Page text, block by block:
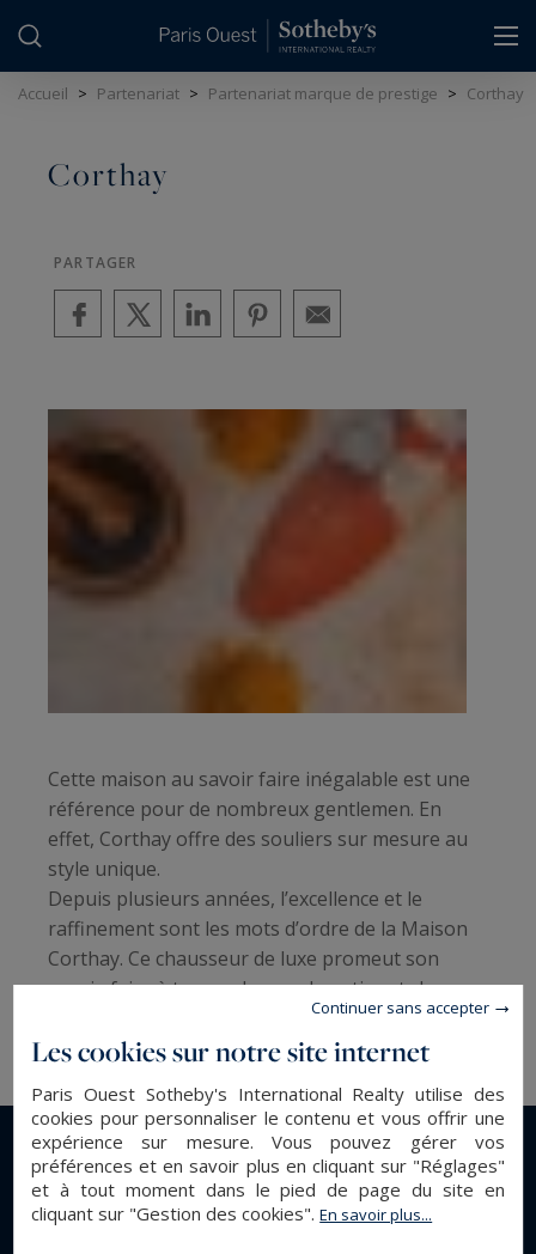
Accueil > Partenariat > Partenariat marque de prestige > Corthay
Corthay
PARTAGER
Cette maison au savoir faire inégalable est une
référence pour de nombreux gentlemen. En
effet, Corthay offre des souliers sur mesure au
style unique.
Depuis plusieurs années, l’excellence et le
raffinement sont les mots d’ordre de la Maison
Corthay. Ce chausseur de luxe promeut son
savoir-faire à travers le monde entier et chausse
Les cookies sur notre site internet
Paris Ouest Sotheby's International Realty utilise des
cookies pour personnaliser le contenu et vous offrir une
expérience sur mesure. Vous pouvez gérer vos
préférences et en savoir plus en cliquant sur "Réglages"
et à tout moment dans le pied de page du site en
cliquant sur "Gestion des cookies".En savoir plus...
Continuer sans accepter